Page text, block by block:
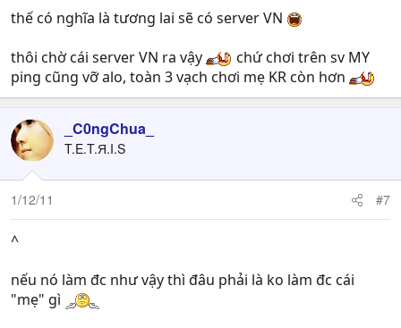
thế có nghĩa là tương lai sẽ có server VN
thôi chờ cái server VN ra vậy
chứ chơi trên sv MY
ping cũng vỡ alo, toàn 3 vạch chơi mẹ KR còn hơn
_C0ngChua_
T.E.T.Я.I.S
1/12/11 #7
^
nếu nó làm đc như vậy thì đâu phải là ko làm đc cái
"mẹ" gì